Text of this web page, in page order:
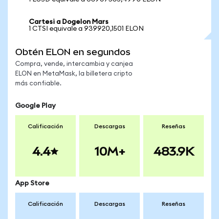
Cartesi a Dogelon Mars
1 CTSI equivale a 939920,1501 ELON
Obtén ELON en segundos
Compra, vende, intercambia y canjea
ELON en MetaMask, la billetera cripto
más confiable.
Google Play
Calificación
4.4
Descargas
10M+
Reseñas
483.9K
App Store
Calificación Descargas Reseñas